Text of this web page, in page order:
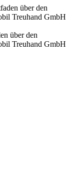
über den
Treuhand GmbH
über den
Treuhand GmbH